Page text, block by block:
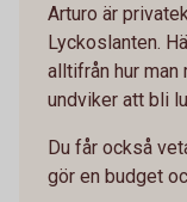
Arturo är
Lyckoslanten.
alltifrån hur man
undviker att bli
Du får också
gör en budget